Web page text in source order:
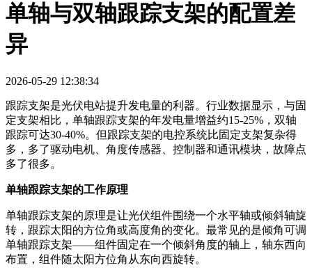
单轴与双轴跟踪支架的配置差
异
2026-05-29 12:38:34
跟踪支架是光伏电站提升发电量的利器。行业数据显示，与固
定支架相比，单轴跟踪支架的年发电量增益约15-25%，双轴
跟踪可达30-40%。但跟踪支架的电控系统比固定支架复杂得
多，多了驱动电机、角度传感器、控制器和通讯模块，故障点
多了很多。
单轴跟踪支架的工作原理
单轴跟踪支架的原理是让光伏组件围绕一个水平轴或倾斜轴旋
转，跟踪太阳的方位角或高度角的变化。最常见的是倾角可调
单轴跟踪支架——组件固定在一个倾斜角度的轴上，轴东西向
布置，组件随太阳方位角从东向西旋转。